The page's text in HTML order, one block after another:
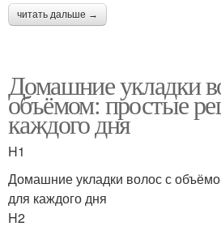
читать дальше →
Домашние укладки
объёмом: простые
каждого дня
H1
Домашние укладки волос с
для каждого дня
H2